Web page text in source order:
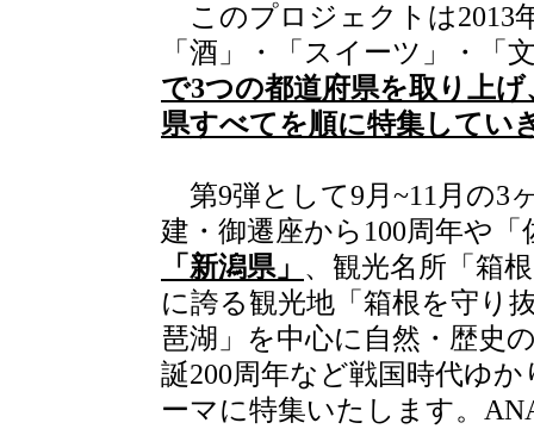
このプロジェクトは2013
「酒」・「スイーツ」・「
で3つの都道府県を取り上
県すべてを順に特集してい
第9弾として9月~11月の3
建・御遷座から100周年や
「新潟県」 、観光名所「箱
に誇る観光地「箱根を守り
琶湖」を中心に自然・歴史
誕200周年など戦国時代ゆ
ーマに特集いたします。